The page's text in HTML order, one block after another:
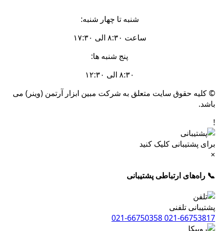
شنبه تا چهار شنبه:
ساعت ۸:۳۰ الی ۱۷:۳۰
پنج شنبه ها:
۸:۳۰ الی ۱۲:۳۰
© کلیه حقوق سایت متعلق به شرکت مبین ابزار آرتمن (وینر) می
باشد.
!
برای پشتیبانی کلیک کنید
×
📞 راه‌های ارتباطی پشتیبانی
پشتیبانی تلفنی
021-66753817
021-66750358